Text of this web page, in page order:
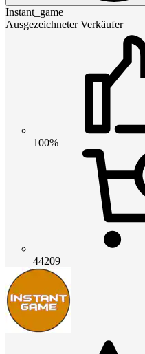
Instant_game
Ausgezeichneter Verkäufer
100%
44209